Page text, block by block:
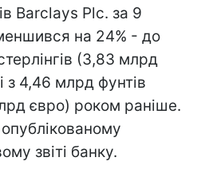
Barclays Plc. за 9
на 24% - до
(3,83 млрд
з 4,46 млрд фунтів
євро) роком раніше.
звіті банку.